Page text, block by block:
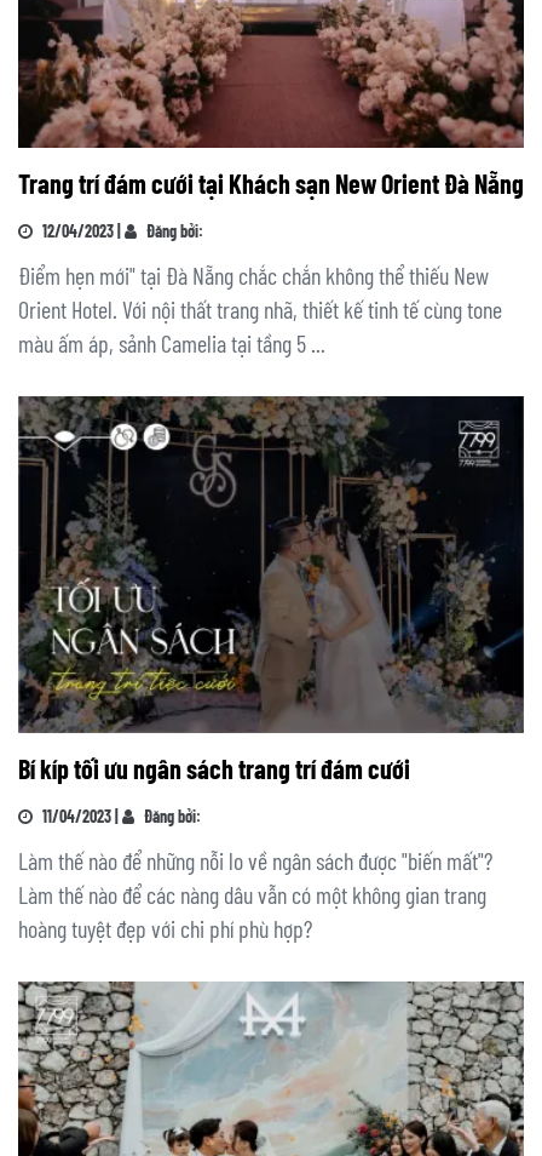
Trang trí đám cưới tại Khách sạn New Orient Đà Nẵng
12/04/2023 | Đăng bởi:
Điểm hẹn mới" tại Đà Nẵng chắc chắn không thể thiếu New
Orient Hotel. Với nội thất trang nhã, thiết kế tinh tế cùng tone
màu ấm áp, sảnh Camelia tại tầng 5 ...
Bí kíp tối ưu ngân sách trang trí đám cưới
11/04/2023 | Đăng bởi:
Làm thế nào để những nỗi lo về ngân sách được "biến mất"?
Làm thế nào để các nàng dâu vẫn có một không gian trang
hoàng tuyệt đẹp với chi phí phù hợp?